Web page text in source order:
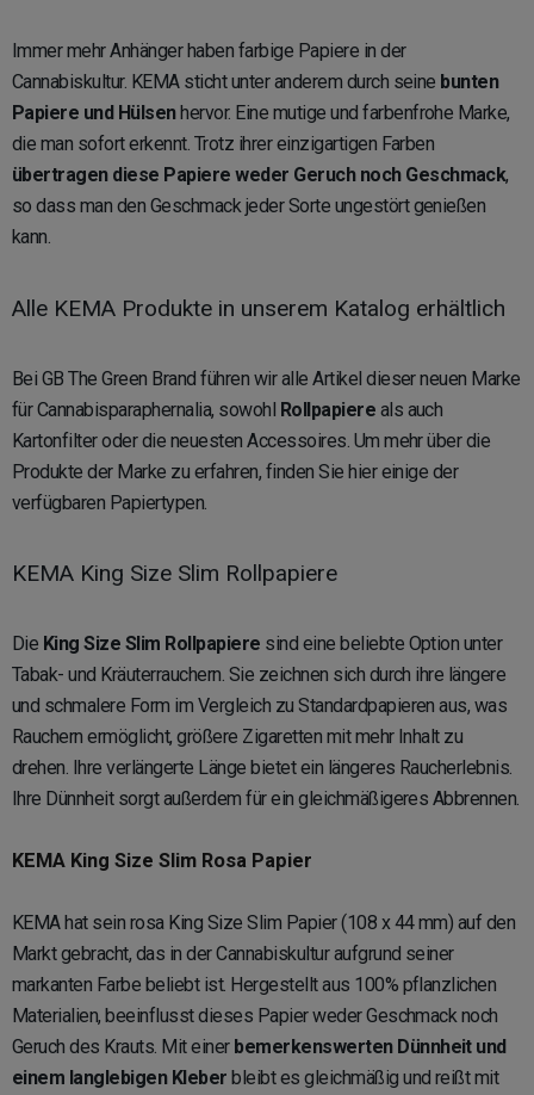
Immer mehr Anhänger haben farbige Papiere in der
Cannabiskultur. KEMA sticht unter anderem durch seine bunten
Papiere und Hülsenhervor. Eine mutige und farbenfrohe Marke,
die man sofort erkennt. Trotz ihrer einzigartigen Farben
übertragen diese Papiere weder Geruch noch Geschmack,
so dass man den Geschmack jeder Sorte ungestört genießen
kann.
Alle KEMA Produkte in unserem Katalog erhältlich
Bei GB The Green Brand führen wir alle Artikel dieser neuen Marke
für Cannabisparaphernalia, sowohl Rollpapiere als auch
Kartonfilter oder die neuesten Accessoires. Um mehr über die
Produkte der Marke zu erfahren, finden Sie hier einige der
verfügbaren Papiertypen.
KEMA King Size Slim Rollpapiere
Die King Size Slim Rollpapiere sind eine beliebte Option unter
Tabak- und Kräuterrauchern. Sie zeichnen sich durch ihre längere
und schmalere Form im Vergleich zu Standardpapieren aus, was
Rauchern ermöglicht, größere Zigaretten mit mehr Inhalt zu
drehen. Ihre verlängerte Länge bietet ein längeres Raucherlebnis.
Ihre Dünnheit sorgt außerdem für ein gleichmäßigeres Abbrennen.
KEMA King Size Slim Rosa Papier
KEMA hat sein rosa King Size Slim Papier (108 x 44 mm) auf den
Markt gebracht, das in der Cannabiskultur aufgrund seiner
markanten Farbe beliebt ist. Hergestellt aus 100% pflanzlichen
Materialien, beeinflusst dieses Papier weder Geschmack noch
Geruch des Krauts. Mit einer bemerkenswerten Dünnheit und
einem langlebigen Kleber bleibt es gleichmäßig und reißt mit